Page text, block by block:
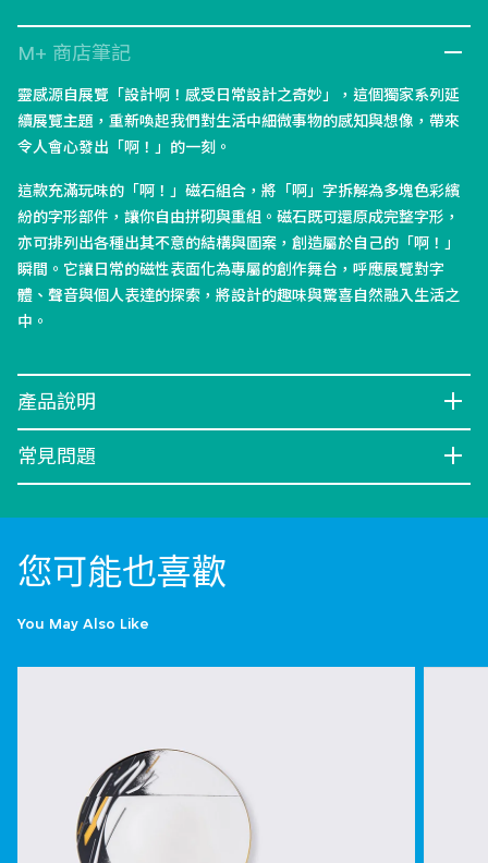
M+ 商店筆記
靈感源自展覽「設計啊！感受日常設計之奇妙」，這個獨家系列延
續展覽主題，重新喚起我們對生活中細微事物的感知與想像，帶來
令人會心發出「啊！」的一刻。
這款充滿玩味的「啊！」磁石組合，將「啊」字拆解為多塊色彩繽
紛的字形部件，讓你自由拼砌與重組。磁石既可還原成完整字形，
亦可排列出各種出其不意的結構與圖案，創造屬於自己的「啊！」
瞬間。它讓日常的磁性表面化為專屬的創作舞台，呼應展覽對字
體、聲音與個人表達的探索，將設計的趣味與驚喜自然融入生活之
中。
產品說明
常見問題
您可能也喜歡
You May Also Like